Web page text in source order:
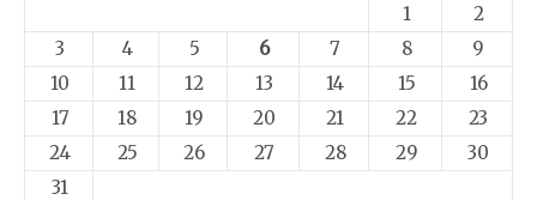
1
2
3
4 5 6 7 8
9
10
11 12 13 14 15
16
17
18 19 20 21 22
23
24
25 26 27 28 29
30
31